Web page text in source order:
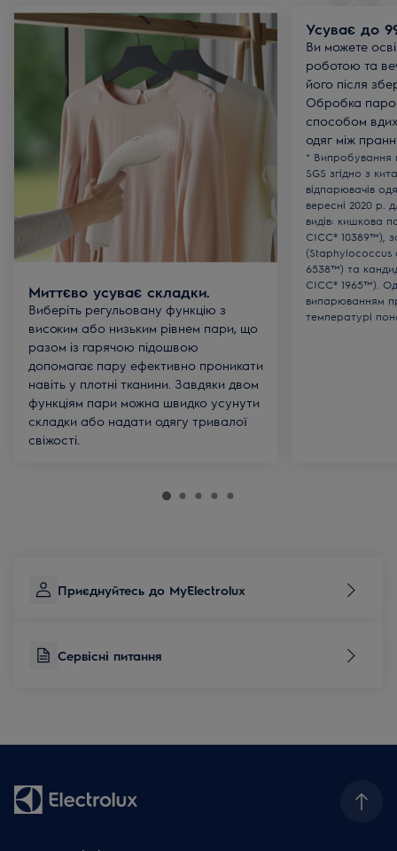
Миттєво усуває складки.
Виберіть регульовану функцію з
високим або низьким рівнем пари, що
разом із гарячою підошвою
допомагає пару ефективно проникати
навіть у плотні тканини. Завдяки двом
функціям пари можна швидко усунути
складки або надати одягу тривалої
свіжості.
Усуває до
Ви можете
роботою та
його після
Обробка
способом
одяг між
* Випробування
SGS згідно з
відпарювачів
вересні 2020 р.
видів: кишкова
CICC® 10389™),
(Staphylococcus
6538™) та
CICC® 1965™).
випарюванням
температурі
Приєднуйтесь до MyElectrolux
Сервісні питання